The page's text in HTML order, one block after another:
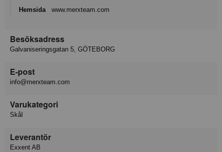
Hemsida
www.merxteam.com
Besöksadress
Galvaniseringsgatan 5, GÖTEBORG
E-post
info@merxteam.com
Varukategori
Skål
Leverantör
Exxent AB